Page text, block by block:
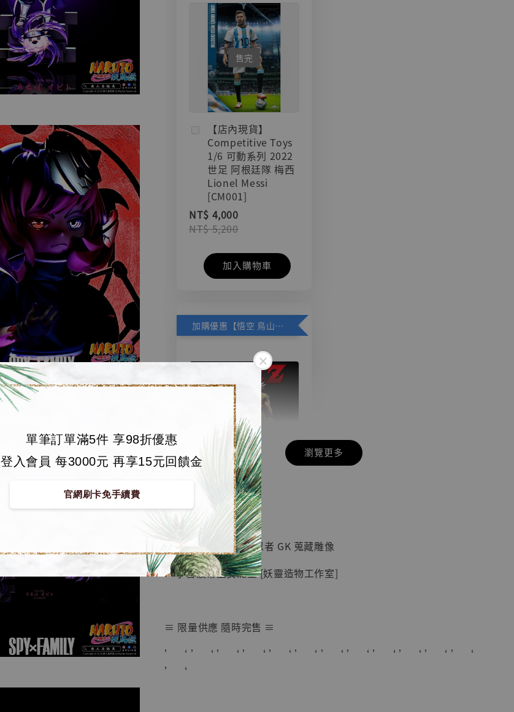
單筆訂單滿5件 享98折優惠
登入會員 每3000元 再享15元回饋金
官網刷卡免手續費
售完
【店內現貨】
Competitive Toys
1/6 可動系列 2022
世足 阿根廷隊 梅西
Lionel Messi
[CM001]
NT$ 4,000
NT$ 5,200
加入購物車
加購優惠【悟空 鳥山明紀念款 [奇蹟工作室]】
【店內現貨】七龍珠
系列蒐藏雕像 悟空
鳥山明紀念款 [奇蹟
工作室]
NT$ 4,280
NT$ 5,580
- +
瀏覽更多
🏝【無人島玩具】
■ 間諜家家酒x火影忍者 GK 蒐藏雕像
➤ 宇智波帶土安妮亞 [妖靈造物工作室]
≡ 限量供應 隨時完售 ≡
’ ‘ ’ ‘ ’ ‘ ’ ‘ ’ ‘ ’ ‘ ’ ‘ ’ ‘ ’ ‘ ’ ‘ ’ ‘ ’ ‘
’ ‘